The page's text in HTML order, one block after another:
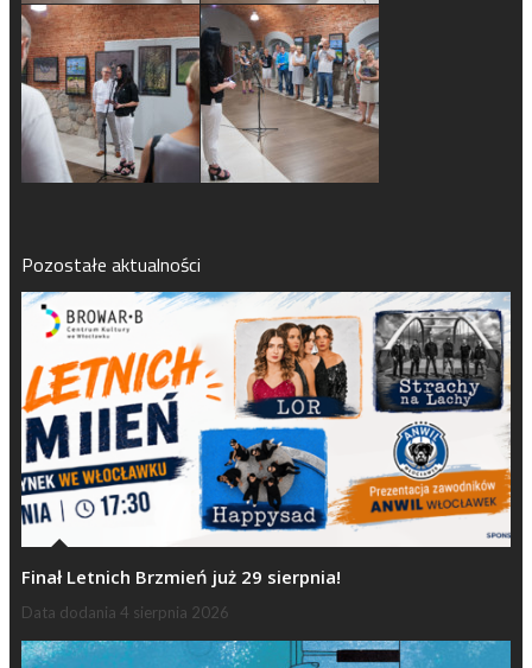
Pozostałe aktualności
Finał Letnich Brzmień już 29 sierpnia!
Data dodania 4 sierpnia 2026